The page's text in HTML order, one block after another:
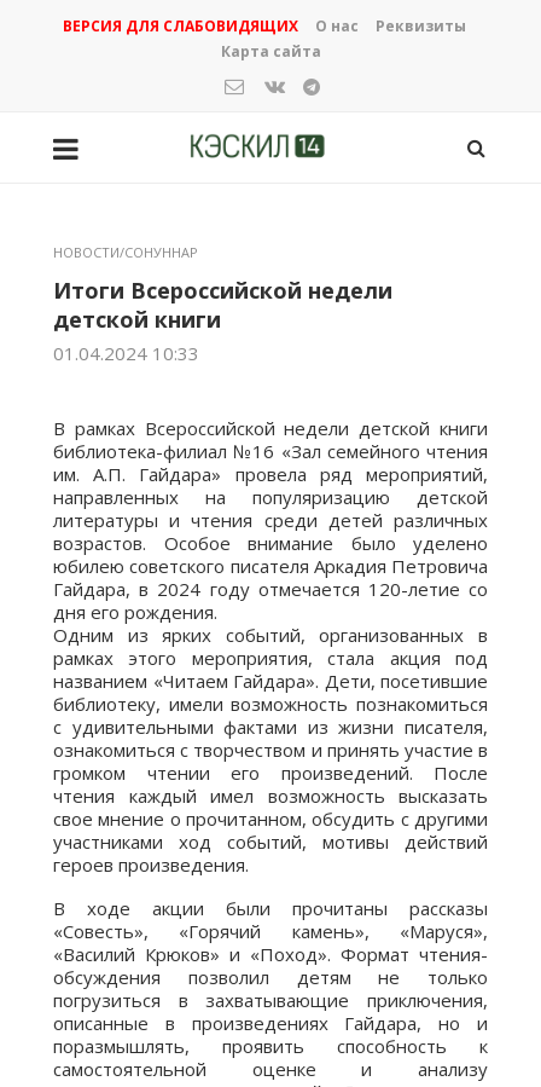
ВЕРСИЯ ДЛЯ СЛАБОВИДЯЩИХ О нас
Реквизиты
Карта сайта
НОВОСТИ/СОНУННАР
Итоги Всероссийской недели
детской книги
01.04.2024 10:33
В рамках Всероссийской недели детской книги
библиотека-филиал №16 «Зал семейного чтения
им. А.П. Гайдара» провела ряд мероприятий,
направленных на популяризацию детской
литературы и чтения среди детей различных
возрастов. Особое внимание было уделено
юбилею советского писателя Аркадия Петровича
Гайдара, в 2024 году отмечается 120-летие со
дня его рождения.
Одним из ярких событий, организованных в
рамках этого мероприятия, стала акция под
названием «Читаем Гайдара». Дети, посетившие
библиотеку, имели возможность познакомиться
с удивительными фактами из жизни писателя,
ознакомиться с творчеством и принять участие в
громком чтении его произведений. После
чтения каждый имел возможность высказать
свое мнение о прочитанном, обсудить с другими
участниками ход событий, мотивы действий
героев произведения.
В ходе акции были прочитаны рассказы
«Совесть», «Горячий камень», «Маруся»,
«Василий Крюков» и «Поход». Формат чтения-
обсуждения позволил детям не только
погрузиться в захватывающие приключения,
описанные в произведениях Гайдара, но и
поразмышлять, проявить способность к
самостоятельной оценке и анализу